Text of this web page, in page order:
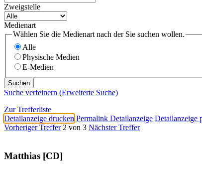
Zweigstelle
Medienart
Wählen Sie die Medienart nach der Sie suchen wollen.
Alle
Physische Medien
E-Medien
Suche verfeinern (Erweiterte Suche)
Zur Trefferliste
Detailanzeige drucken Permalink Detailanzeige Detailanzeige
Vorheriger Treffer 2 von 3 Nächster Treffer
Matthias [CD]